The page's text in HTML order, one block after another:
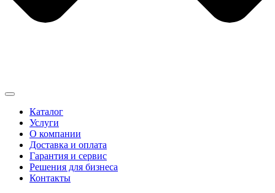
Каталог
Услуги
О компании
Доставка и оплата
Гарантия и сервис
Решения для бизнеса
Контакты